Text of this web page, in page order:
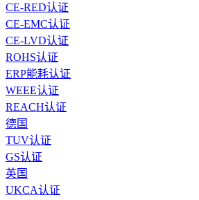
CE-RED认证
CE-EMC认证
CE-LVD认证
ROHS认证
ERP能耗认证
WEEE认证
REACH认证
德国
TUV认证
GS认证
英国
UKCA认证